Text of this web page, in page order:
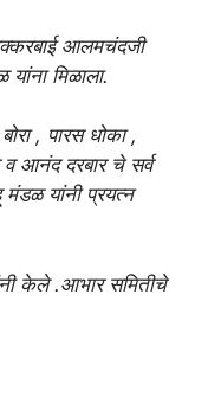
आलमचंदजी
मिळाला.
, पारस धोका ,
आनंद दरबार चे सर्व
यांनी प्रयत्न
केले .आभार समितीचे